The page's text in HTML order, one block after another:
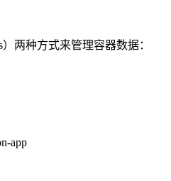
两种方式来管理容器数据：
app